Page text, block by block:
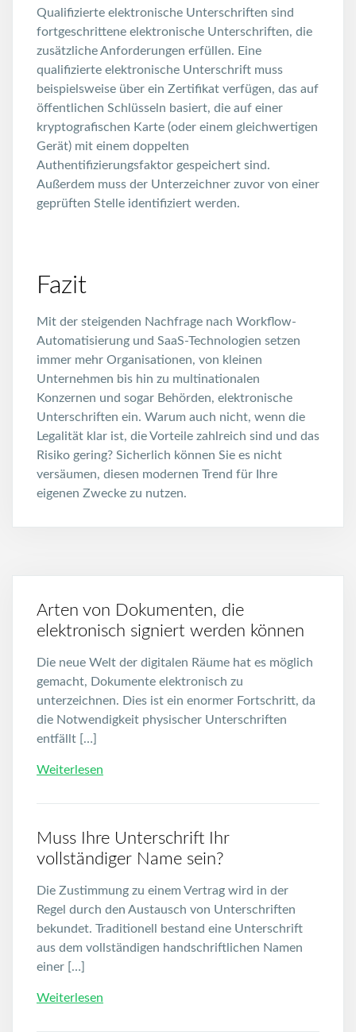
Qualifizierte elektronische Unterschriften sind
fortgeschrittene elektronische Unterschriften, die
zusätzliche Anforderungen erfüllen. Eine
qualifizierte elektronische Unterschrift muss
beispielsweise über ein Zertifikat verfügen, das auf
öffentlichen Schlüsseln basiert, die auf einer
kryptografischen Karte (oder einem gleichwertigen
Gerät) mit einem doppelten
Authentifizierungsfaktor gespeichert sind.
Außerdem muss der Unterzeichner zuvor von einer
geprüften Stelle identifiziert werden.
Fazit
Mit der steigenden Nachfrage nach Workflow-
Automatisierung und SaaS-Technologien setzen
immer mehr Organisationen, von kleinen
Unternehmen bis hin zu multinationalen
Konzernen und sogar Behörden, elektronische
Unterschriften ein. Warum auch nicht, wenn die
Legalität klar ist, die Vorteile zahlreich sind und das
Risiko gering? Sicherlich können Sie es nicht
versäumen, diesen modernen Trend für Ihre
eigenen Zwecke zu nutzen.
Arten von Dokumenten, die
elektronisch signiert werden können
Die neue Welt der digitalen Räume hat es möglich
gemacht, Dokumente elektronisch zu
unterzeichnen. Dies ist ein enormer Fortschritt, da
die Notwendigkeit physischer Unterschriften
entfällt […]
Weiterlesen
Muss Ihre Unterschrift Ihr
vollständiger Name sein?
Die Zustimmung zu einem Vertrag wird in der
Regel durch den Austausch von Unterschriften
bekundet. Traditionell bestand eine Unterschrift
aus dem vollständigen handschriftlichen Namen
einer […]
Weiterlesen